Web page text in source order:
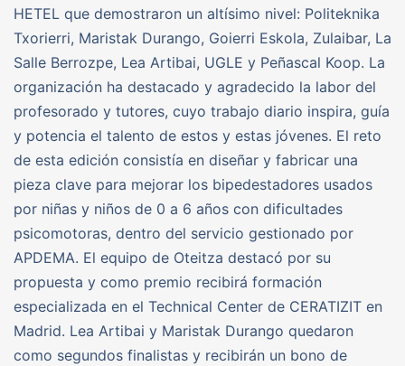
HETEL que demostraron un altísimo nivel: Politeknika
Txorierri, Maristak Durango, Goierri Eskola, Zulaibar, La
Salle Berrozpe, Lea Artibai, UGLE y Peñascal Koop. La
organización ha destacado y agradecido la labor del
profesorado y tutores, cuyo trabajo diario inspira, guía
y potencia el talento de estos y estas jóvenes. El reto
de esta edición consistía en diseñar y fabricar una
pieza clave para mejorar los bipedestadores usados
por niñas y niños de 0 a 6 años con dificultades
psicomotoras, dentro del servicio gestionado por
APDEMA. El equipo de Oteitza destacó por su
propuesta y como premio recibirá formación
especializada en el Technical Center de CERATIZIT en
Madrid. Lea Artibai y Maristak Durango quedaron
como segundos finalistas y recibirán un bono de